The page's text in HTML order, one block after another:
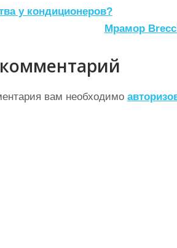
у кондиционеров?
Мрамор
вам необходимо